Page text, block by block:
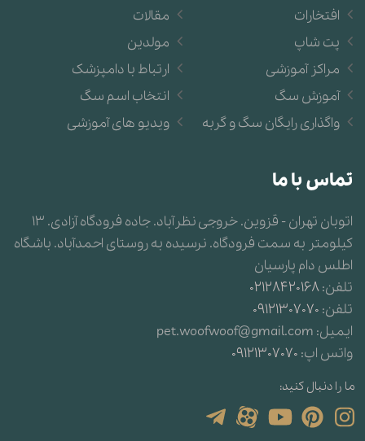
مقالات
مولدین
ارتباط با دامپزشک
انتخاب اسم سگ
ویدیو های آموزشی
افتخارات
پت شاپ
مراکز آموزشی
آموزش سگ
واگذاری رایگان سگ و گربه
تماس با ما
اتوبان تهران - قزوین. خروجی نظرآباد. جاده فرودگاه آزادی. 13
کیلومتر به سمت فرودگاه. نرسیده به روستای احمدآباد. باشگاه
اطلس دام پارسیان
تلفن:02128420168
تلفن: 09121307070
ایمیل: pet.woofwoof@gmail.com
واتس اپ: 09121307070
ما را دنبال کنید: